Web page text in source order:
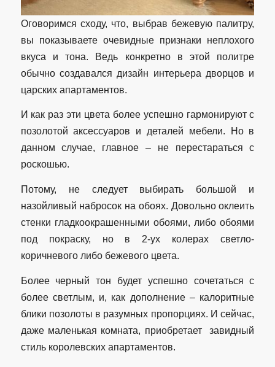
Оговоримся сходу, что, выбрав бежевую палитру,
вы показываете очевидные признаки неплохого
вкуса и тона. Ведь конкретно в этой политре
обычно создавался дизайн интерьера дворцов и
царских апартаментов.
И как раз эти цвета более успешно гармонируют с
позолотой аксессуаров и деталей мебели. Но в
данном случае, главное – не перестараться с
роскошью.
Потому, не следует выбирать большой и
назойливый набросок на обоях. Довольно оклеить
стенки гладкоокрашенными обоями, либо обоями
под покраску, но в 2-ух колерах светло-
коричневого либо бежевого цвета.
Более черный тон будет успешно сочетаться с
более светлым, и, как дополнение – калоритные
блики позолоты в разумных пропорциях. И сейчас,
даже маленькая комната, приобретает завидный
стиль королевских апартаментов.